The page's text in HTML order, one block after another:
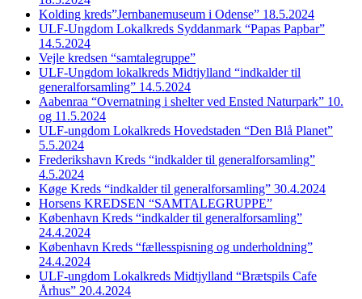
Kolding kreds”Jernbanemuseum i Odense” 18.5.2024
ULF-Ungdom Lokalkreds Syddanmark “Papas Papbar”
14.5.2024
Vejle kredsen “samtalegruppe”
ULF-Ungdom lokalkreds Midtjylland “indkalder til
generalforsamling” 14.5.2024
Aabenraa “Overnatning i shelter ved Ensted Naturpark” 10.
og 11.5.2024
ULF-ungdom Lokalkreds Hovedstaden “Den Blå Planet”
5.5.2024
Frederikshavn Kreds “indkalder til generalforsamling”
4.5.2024
Køge Kreds “indkalder til generalforsamling” 30.4.2024
Horsens KREDSEN “SAMTALEGRUPPE”
København Kreds “indkalder til generalforsamling”
24.4.2024
København Kreds “fællesspisning og underholdning”
24.4.2024
ULF-ungdom Lokalkreds Midtjylland “Brætspils Cafe
Århus” 20.4.2024